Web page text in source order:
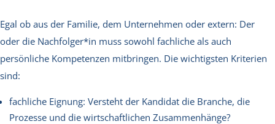
Egal ob aus der Familie, dem Unternehmen oder extern: Der
oder die Nachfolger*in muss sowohl fachliche als auch
persönliche Kompetenzen mitbringen. Die wichtigsten Kriterien
sind:
fachliche Eignung: Versteht der Kandidat die Branche, die
Prozesse und die wirtschaftlichen Zusammenhänge?